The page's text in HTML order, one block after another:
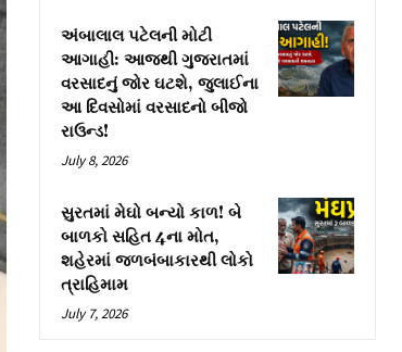
અંબાલાલ પટેલની મોટી
આગાહી: આજથી ગુજરાતમાં
વરસાદનું જોર ઘટશે, જુલાઈના
આ દિવસોમાં વરસાદનો બીજો
રાઉન્ડ!
July 8, 2026
સુરતમાં મેઘો બન્યો કાળ! બે
બાળકો સહિત 4ના મોત,
શહેરમાં જળબંબાકારથી લોકો
ત્રાહિમામ
July 7, 2026